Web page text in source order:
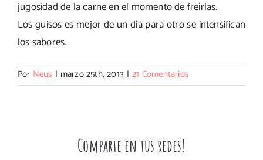
jugosidad de la carne en el momento de freírlas.
Los guisos es mejor de un día para otro se intensifican
los sabores.
Por Neus | marzo 25th, 2013 | 21 Comentarios
Comparte en tus redes!